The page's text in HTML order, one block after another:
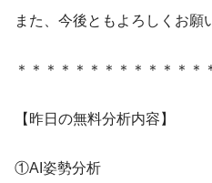
また、今後ともよろしくお願
＊＊＊＊＊＊＊＊＊＊＊＊＊
【昨日の無料分析内容】
①AI姿勢分析